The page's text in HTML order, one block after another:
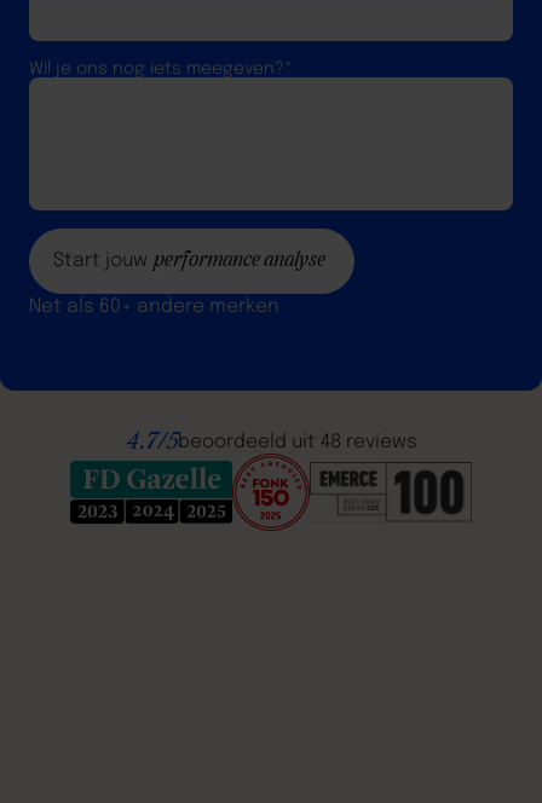
Wil je ons nog iets meegeven?*
Start jouw performance analyse
Net als 60+ andere merken
4.7/5beoordeeld uit 48 reviews